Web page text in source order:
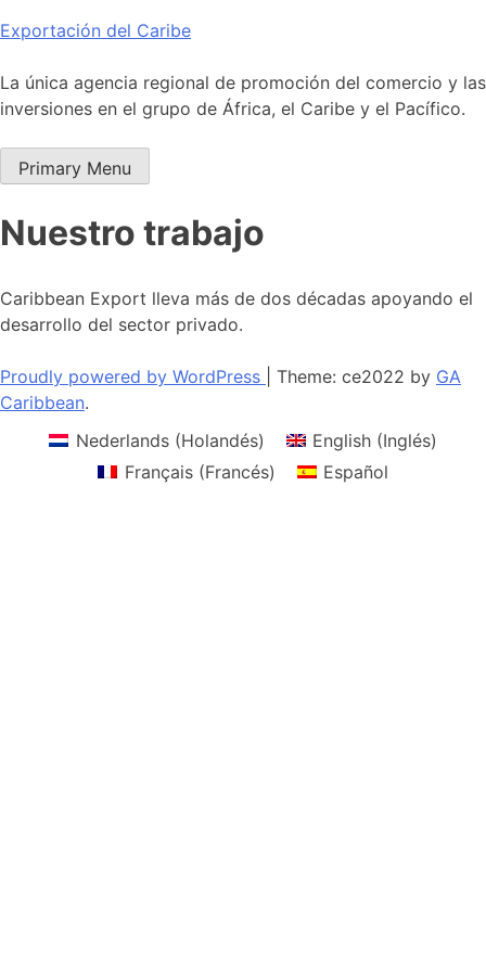
Skip
content
Exportación del Caribe
La única agencia regional de promoción del comercio y las
inversiones en el grupo de África, el Caribe y el Pacífico.
Primary Menu
Nuestro trabajo
Caribbean Export lleva más de dos décadas apoyando el
desarrollo del sector privado.
Proudly powered by WordPress Theme: ce2022 by GA
Caribbean.
Nederlands(Holandés) English(Inglés)
Français(Francés) Español